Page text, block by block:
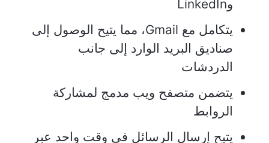
وLinkedIn
يتكامل مع Gmail، مما يتيح الوصول إلى
صناديق البريد الوارد إلى جانب
الدردشات
يتضمن متصفح ويب مدمج لمشاركة
الروابط
يتيح إرسال الرسائل في وقت واحد عبر